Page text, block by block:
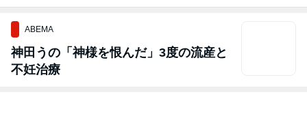
ABEMA
神田うの「神様を恨んだ」3度の流産と
不妊治療